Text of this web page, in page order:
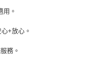
度並採取法律行動。
用。
+放心。
務。